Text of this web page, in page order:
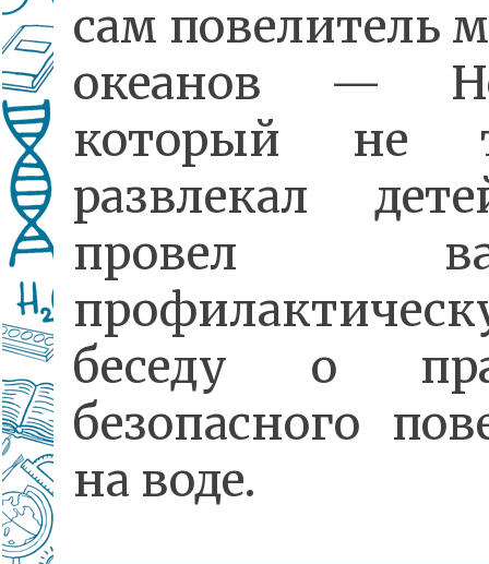
сам повелитель
океанов —
который не
развлекал
провел
беседу о
безопасного
на воде.